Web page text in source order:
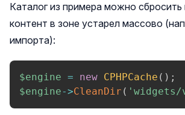
Каталог из примера можно
контент в зоне устарел массово
импорта):
$engine = new CPHPCache ( ) ;
$engine->CleanDir ( 'widgets/